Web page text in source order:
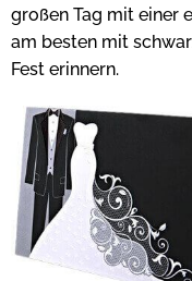
großen Tag mit einer
am besten mit
Fest erinnern.